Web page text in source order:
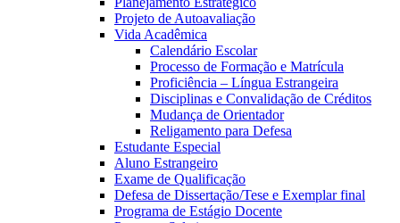
Projeto de Autoavaliação
Vida Acadêmica
Calendário Escolar
Processo de Formação e Matrícula
Proficiência – Língua Estrangeira
Disciplinas e Convalidação de Créditos
Mudança de Orientador
Religamento para Defesa
Estudante Especial
Aluno Estrangeiro
Exame de Qualificação
Defesa de Dissertação/Tese e Exemplar final
Programa de Estágio Docente